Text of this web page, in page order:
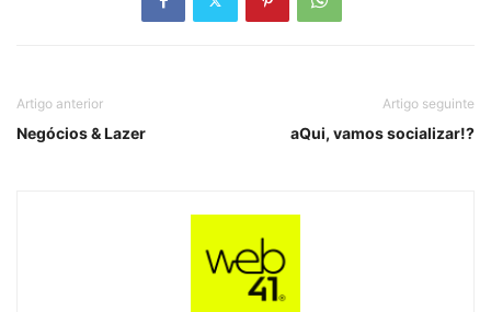
Artigo anterior
Negócios & Lazer
Artigo seguinte
aQui, vamos socializar!?